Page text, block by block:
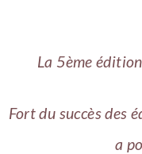
​La 5ème
Fort du succès des
a